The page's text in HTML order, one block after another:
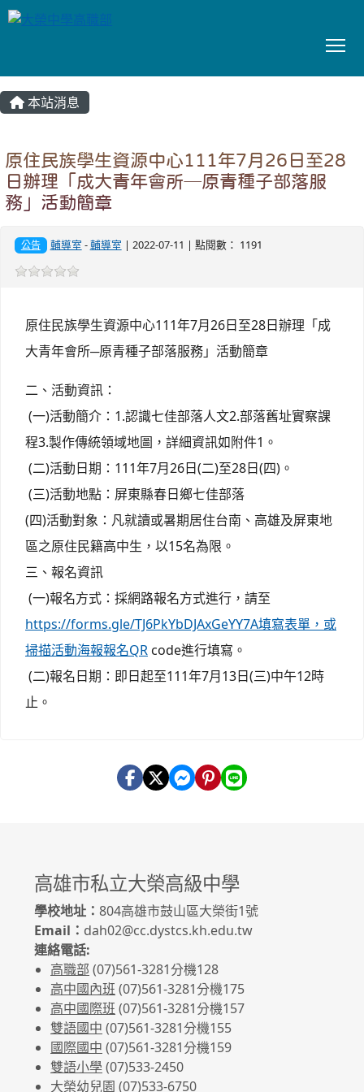
本站消息
原住民族學生資源中心111年7月26日至28
日辦理「成大青年會所─原青種子部落服
務」活動簡章
公告 輔導室 -輔導室 | 2022-07-11 | 點閱數： 1191
原住民族學生資源中心111年7月26日至28日辦理「成
大青年會所─原青種子部落服務」活動簡章
二、活動資訊：
(一)活動簡介：1.認識七佳部落人文2.部落舊址實察課
程3.製作傳統領域地圖，詳細資訊如附件1。
(二)活動日期：111年7月26日(二)至28日(四)。
(三)活動地點：屏東縣春日鄉七佳部落
(四)活動對象：凡就讀或暑期居住台南、高雄及屏東地
區之原住民籍高中生，以15名為限。
三、報名資訊
(一)報名方式：採網路報名方式進行，請至
https://forms.gle/TJ6PkYbDJAxGeYY7A填寫表單，或
掃描活動海報報名QR code進行填寫。
(二)報名日期：即日起至111年7月13日(三)中午12時
止。
高雄市私立大榮高級中學
學校地址： 804高雄市鼓山區大榮街1號
Email： dah02@cc.dystcs.kh.edu.tw
連絡電話:
高職部 (07)561-3281分機128
高中國內班 (07)561-3281分機175
高中國際班 (07)561-3281分機157
雙語國中 (07)561-3281分機155
國際國中 (07)561-3281分機159
雙語小學(07)533-2450
大榮幼兒園 (07)533-6750